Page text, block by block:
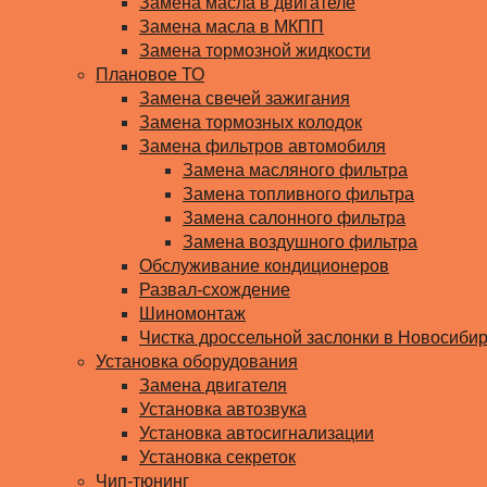
Замена масла в МКПП
Замена тормозной жидкости
Плановое ТО
Замена свечей зажигания
Замена тормозных колодок
Замена фильтров автомобиля
Замена масляного фильтра
Замена топливного фильтра
Замена салонного фильтра
Замена воздушного фильтра
Обслуживание кондиционеров
Развал-схождение
Шиномонтаж
Чистка дроссельной заслонки в
Установка оборудования
Замена двигателя
Установка автозвука
Установка автосигнализации
Установка секреток
Чип-тюнинг